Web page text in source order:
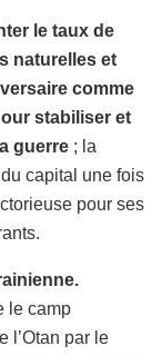
le taux de
naturelles et
comme
stabiliser et
guerre ; la
capital une fois
pour ses
le camp
l’Otan par le